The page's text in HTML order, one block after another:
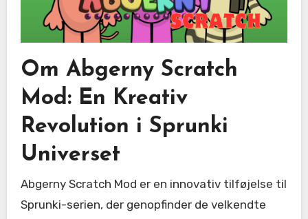
Om Abgerny Scratch
Mod: En Kreativ
Revolution i Sprunki
Universet
Abgerny Scratch Mod er en innovativ tilføjelse til
Sprunki-serien, der genopfinder de velkendte